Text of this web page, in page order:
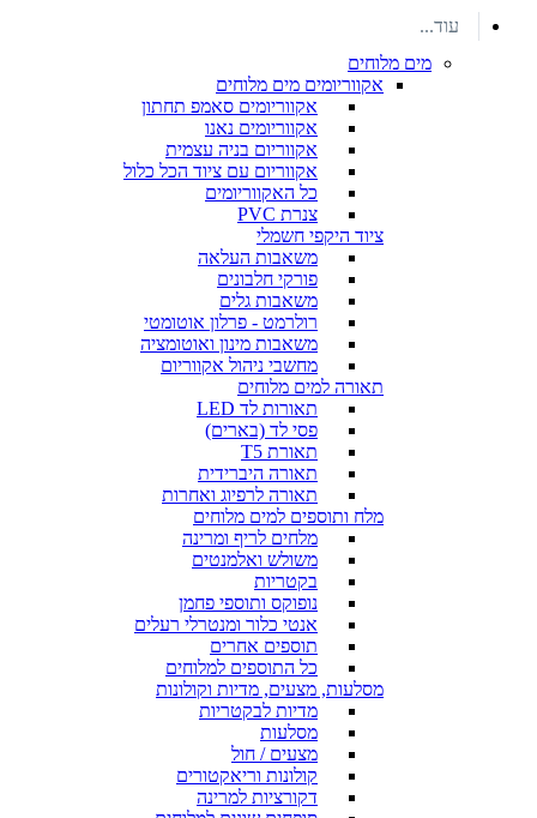
עוד...
מים מלוחים
אקווריומים מים מלוחים
אקווריומים סאמפ תחתון
אקווריומים נאנו
אקווריום בניה עצמית
אקווריום עם ציוד הכל כלול
כל האקווריומים
צנרת PVC
ציוד היקפי חשמלי
משאבות העלאה
פורקי חלבונים
משאבות גלים
רולרמט - פרלון אוטומטי
משאבות מינון ואוטומציה
מחשבי ניהול אקווריום
תאורה למים מלוחים
תאורות לד LED
פסי לד (בארים)
תאורת T5
תאורה היברידית
תאורה לרפיוג ואחרות
מלח ותוספים למים מלוחים
מלחים לריף ומרינה
משולש ואלמנטים
בקטריות
נופוקס ותוספי פחמן
אנטי כלור ומנטרלי רעלים
תוספים אחרים
כל התוספים למלוחים
מסלעות, מצעים, מדיות וקולונות
מדיות לבקטריות
מסלעות
מצעים / חול
קולונות וריאקטורים
דקורציות למרינה